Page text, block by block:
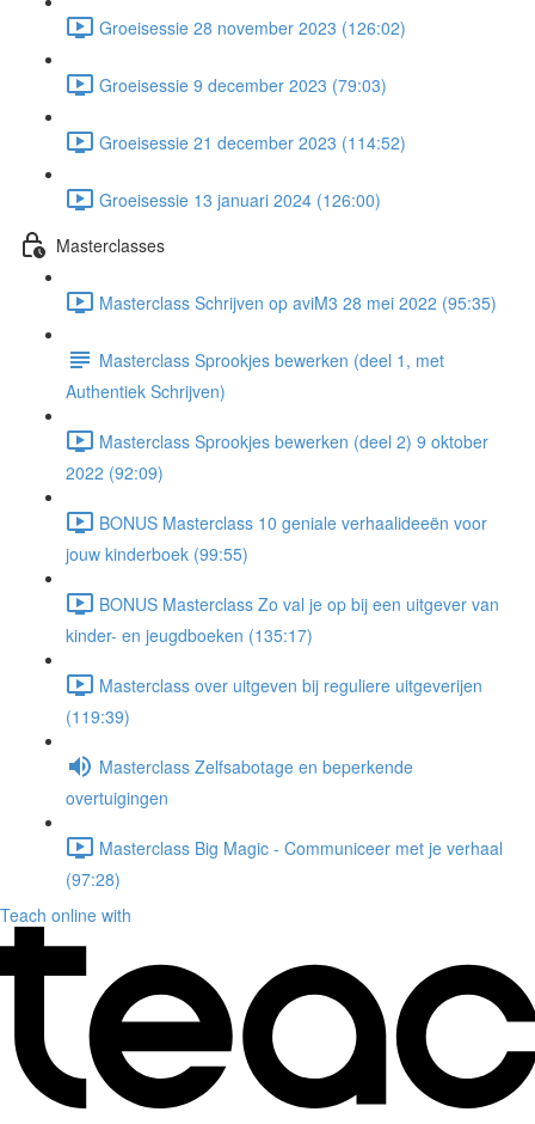
Groeisessie 28 november 2023 (126:02)
Groeisessie 9 december 2023 (79:03)
Groeisessie 21 december 2023 (114:52)
Groeisessie 13 januari 2024 (126:00)
Masterclasses
Masterclass Schrijven op aviM3 28 mei 2022 (95:35)
Masterclass Sprookjes bewerken (deel 1, met
Authentiek Schrijven)
Masterclass Sprookjes bewerken (deel 2) 9 oktober
2022 (92:09)
BONUS Masterclass 10 geniale verhaalideeën voor
jouw kinderboek (99:55)
BONUS Masterclass Zo val je op bij een uitgever van
kinder- en jeugdboeken (135:17)
Masterclass over uitgeven bij reguliere uitgeverijen
(119:39)
Masterclass Zelfsabotage en beperkende
overtuigingen
Masterclass Big Magic - Communiceer met je verhaal
(97:28)
Teach online with